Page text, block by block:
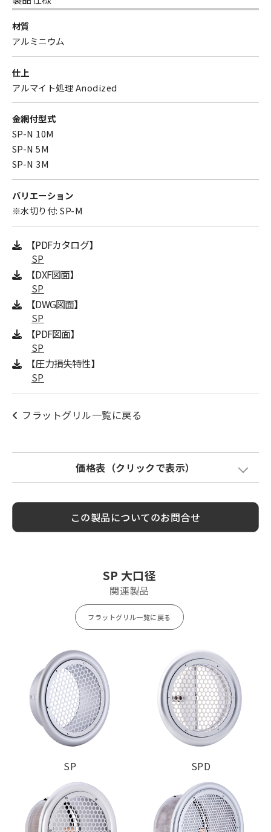
材質
アルミニウム
仕上
アルマイト処理 Anodized
金網付型式
SP-N 10M
SP-N 5M
SP-N 3M
バリエーション
※水切り付: SP-M
【PDFカタログ】
SP
【DXF図面】
SP
【DWG図面】
SP
【PDF図面】
SP
【圧力損失特性】
SP
フラットグリル一覧に戻る
価格表（クリックで表示）
標準価格
SP250
¥ 14,300 ¥ 3,000
¥ 3,400
¥ 5,000
¥ 37,800 ¥ 6,000
この製品についてのお問合せ
SP 大口径
関連製品
フラットグリル一覧に戻る
SP SPD